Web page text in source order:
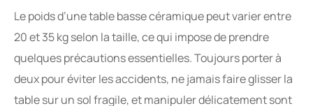
Le poids d’une table basse céramique peut varier entre
20 et 35 kg selon la taille, ce qui impose de prendre
quelques précautions essentielles. Toujours porter à
deux pour éviter les accidents, ne jamais faire glisser la
table sur un sol fragile, et manipuler délicatement sont